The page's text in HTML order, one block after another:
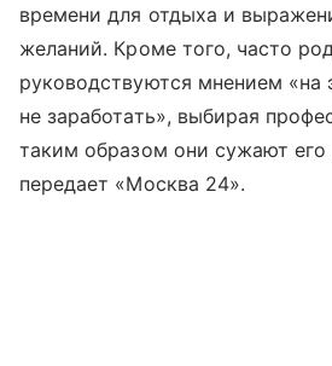
времени для отдыха и
желаний. Кроме того, часто
руководствуются мнением «на
не заработать», выбирая
таким образом они сужают его
передает «Москва 24».